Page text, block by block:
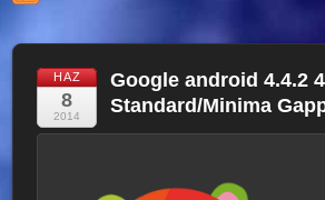
HAZ
8
2014
Google android 4.4.2
Standard/Minima